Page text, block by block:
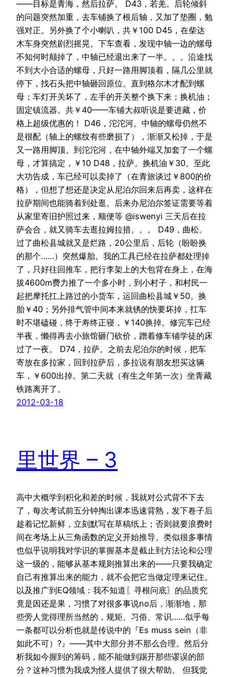
——目标是青海，然后拉萨。 D43，若羌。后轮倾斜
的问题突然加重，去车铺换了根后轴，又加了垫圈，勉
强对正。另外换了个小喇叭，共￥100 D45，在柴达
木车身突然剧烈摇晃。下车查看，发现中轴一边的螺母
不知何时颠掉了，中轴已经退出来了一半。。。沿途找
不到大小合适的螺母，只好一路用脚顶着，隔几公里就
停下，找石头把中轴砸回原位。直到格尔木才配到螺
母；车灯开关坏了，左手的开关整个换下来；换机油；
固定镇流器。共￥40——车铺大叔听说是要进藏，价
格上超级优惠的！ D46，沱沱河。中轴的螺母仍然不
是很配（轴上的螺纹有些磨损了），渐渐又松掉，于是
又一路用脚顶。到沱沱河，在中轴外端又加套了一个螺
母，才算搞定，￥10 D48，拉萨。换机油￥30。至此
大功告成，车已经可以卖掉了（在青旅谈过￥800的价
格），但想了想还是决定从尼泊尔回来后再卖，这样在
拉萨期间也能骑着到处逛。后来办尼泊尔签证需要等着
从家里寄旧护照过来，顺便等 @iswenyi 三天后在拉
萨会合，就又骑车去逛拉姆拉措。。。 D49，曲松。
过了曲松县城就又是烂路，20公里后，后轮（盼盼换
的那个……）突然爆胎。我的工具已经在拉萨都处理掉
了，只好往回推车，把行李架上的大包背在身上，在海
拔4600m费力推了一个多小时，到小村子，和村民一
起把摩托扛上路过的小货车，运回曲松县城￥50。换
胎￥40；另外排气管中间本来就锈的快要坏掉，扛车
时不堪磕碰，终于寿终正寝，￥140换掉。修完车已经
半夜，懒得再去小旅馆砸门砍价，蹭着修车铺学徒的床
过了一夜。 D74，拉萨。之前去尼泊尔的时候，把车
寄放在多拉家，回到拉萨后，多拉说有朋友想买这辆
车，￥600出掉。第二天就（有生之年第一次）坐青藏
铁路离开了。
2012-03-18
里世界 – 3
高中大概学到积化和差的时候，我就对公式背不下去
了，每次考试前五分钟掏出课本迅速背熟，发下卷子后
趁着记忆新鲜，立刻默写在草稿纸上；否则就要浪费时
间在考场上从三角函数的定义开始推导。类似很多事情
也似乎说明我对学识的掌握基本是截止到方法论和公理
这一级的，能够从基本规则推算出来的——只要我确定
自己有推算出来的能力，就不会把它当做定理来记住。
以及推广到EQ领域：我不知道〖寻根问底〗的品质究
竟是因还是果，习惯了对很多事说no后，渐渐地，那
些旁人觉得理所当然的，规矩、习俗、常识……似乎每
一条都可以分析也就是传说中的『Es muss sein（非
如此不可）?』——其中大部分并不那么合理。然后分
析我如今握到的筹码，能不能做到踢开那些谬误的部
分？这种习惯为我成为怪人提供了很大帮助。 但我觉